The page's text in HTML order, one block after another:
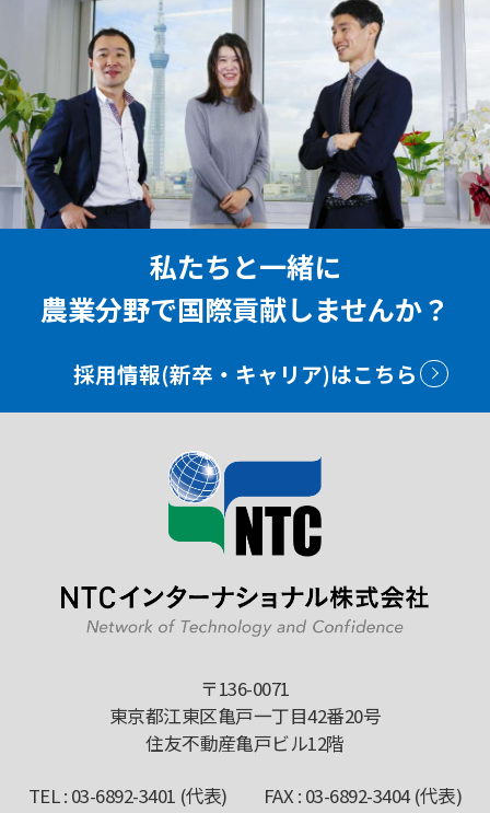
私たちと一緒に
農業分野で国際貢献しませんか？
採用情報(新卒・キャリア)はこちら
〒136-0071
東京都江東区亀戸一丁目42番20号
住友不動産亀戸ビル12階
TEL : 03-6892-3401 (代表) FAX : 03-6892-3404(代表)